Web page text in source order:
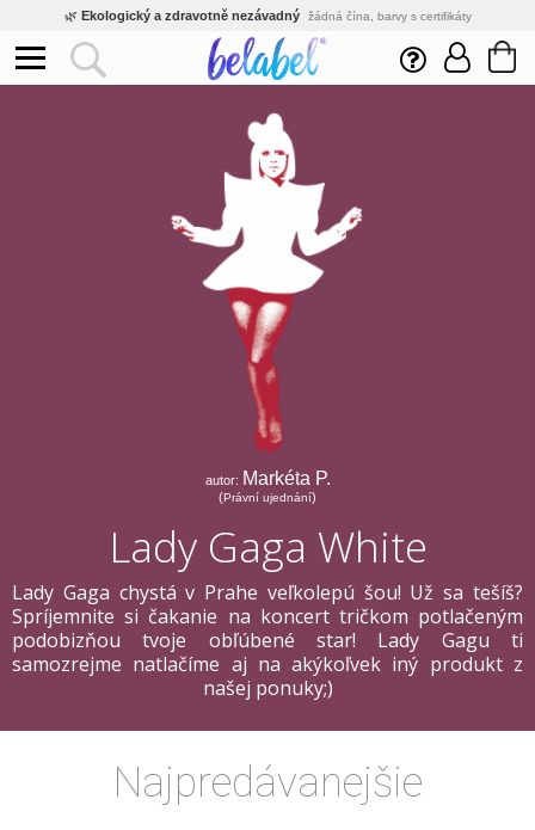
🌿 Ekologický a zdravotně nezávadný žádná čína, barvy s certifikáty
Inovativní výroba vlastní vývoj, nejnovější technologie
Rychlé dodání expedujeme do 24h
jsme přímý výrobce, žádný zprostředkovatel
Eshop s tradicí od roku 2010 tisíce spokojených zákazníků
autor: Markéta P.
(Právní ujednání)
Lady Gaga White
Lady Gaga chystá v Prahe veľkolepú šou! Už sa tešíš?
Spríjemnite si čakanie na koncert tričkom potlačeným
podobizňou tvoje obľúbené star! Lady Gagu ti
samozrejme natlačíme aj na akýkoľvek iný produkt z
našej ponuky;)
Najpredávanejšie